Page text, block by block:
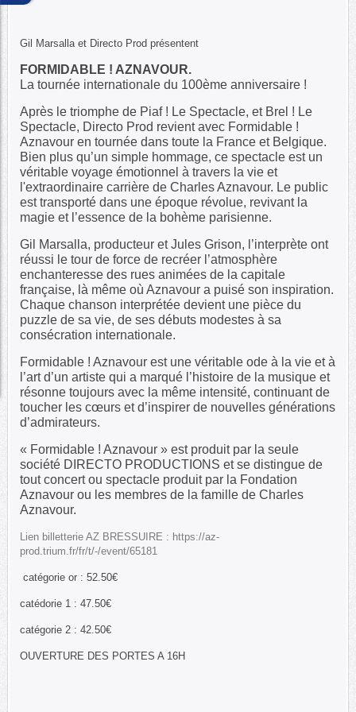
Gil Marsalla et Directo Prod présentent
FORMIDABLE ! AZNAVOUR.
La tournée internationale du 100ème anniversaire !
Après le triomphe de Piaf ! Le Spectacle, et Brel ! Le
Spectacle, Directo Prod revient avec Formidable !
Aznavour en tournée dans toute la France et Belgique.
Bien plus qu’un simple hommage, ce spectacle est un
véritable voyage émotionnel à travers la vie et
l'extraordinaire carrière de Charles Aznavour. Le public
est transporté dans une époque révolue, revivant la
magie et l’essence de la bohème parisienne.
Gil Marsalla, producteur et Jules Grison, l’interprète ont
réussi le tour de force de recréer l’atmosphère
enchanteresse des rues animées de la capitale
française, là même où Aznavour a puisé son inspiration.
Chaque chanson interprétée devient une pièce du
puzzle de sa vie, de ses débuts modestes à sa
consécration internationale.
Formidable ! Aznavour est une véritable ode à la vie et à
l’art d’un artiste qui a marqué l’histoire de la musique et
résonne toujours avec la même intensité, continuant de
toucher les cœurs et d’inspirer de nouvelles générations
d’admirateurs.
« Formidable ! Aznavour » est produit par la seule
société DIRECTO PRODUCTIONS et se distingue de
tout concert ou spectacle produit par la Fondation
Aznavour ou les membres de la famille de Charles
Aznavour.
Lien billetterie AZ BRESSUIRE : https://az-
prod.trium.fr/fr/t/-/event/65181
catégorie or : 52.50€
catédorie 1 : 47.50€
catégorie 2 : 42.50€
OUVERTURE DES PORTES A 16H